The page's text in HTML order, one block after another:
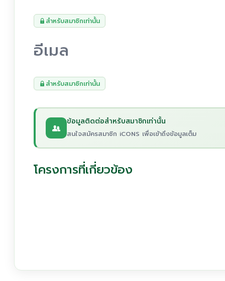
สำหรับสมาชิกเท่านั้น
อีเมล
สำหรับสมาชิกเท่านั้น
ข้อมูลติดต่อสำหรับสมาชิกเท่านั้น
สนใจสมัครสมาชิก iCONS เพื่อเข้าถึงข้อมูลเต็ม
โครงการที่เกี่ยวข้อง